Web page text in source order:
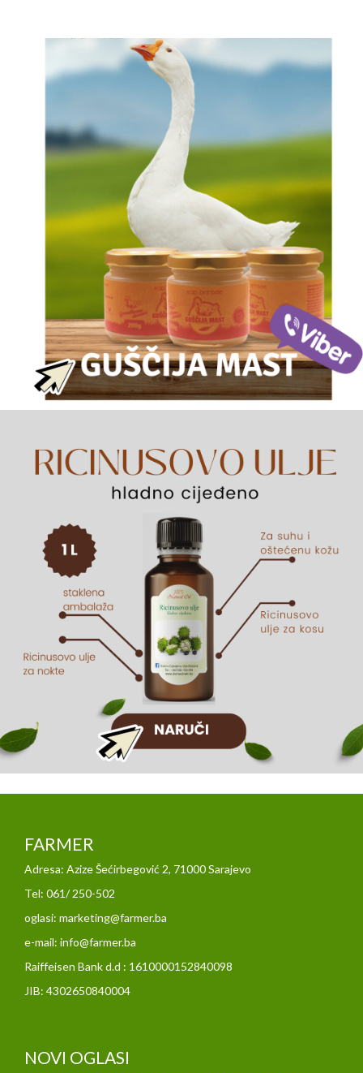
FARMER
Adresa: Azize Šećirbegović 2, 71000 Sarajevo
Tel: 061/ 250-502
oglasi: marketing@farmer.ba
e-mail: info@farmer.ba
Raiffeisen Bank d.d : 1610000152840098
JIB: 4302650840004
NOVI OGLASI